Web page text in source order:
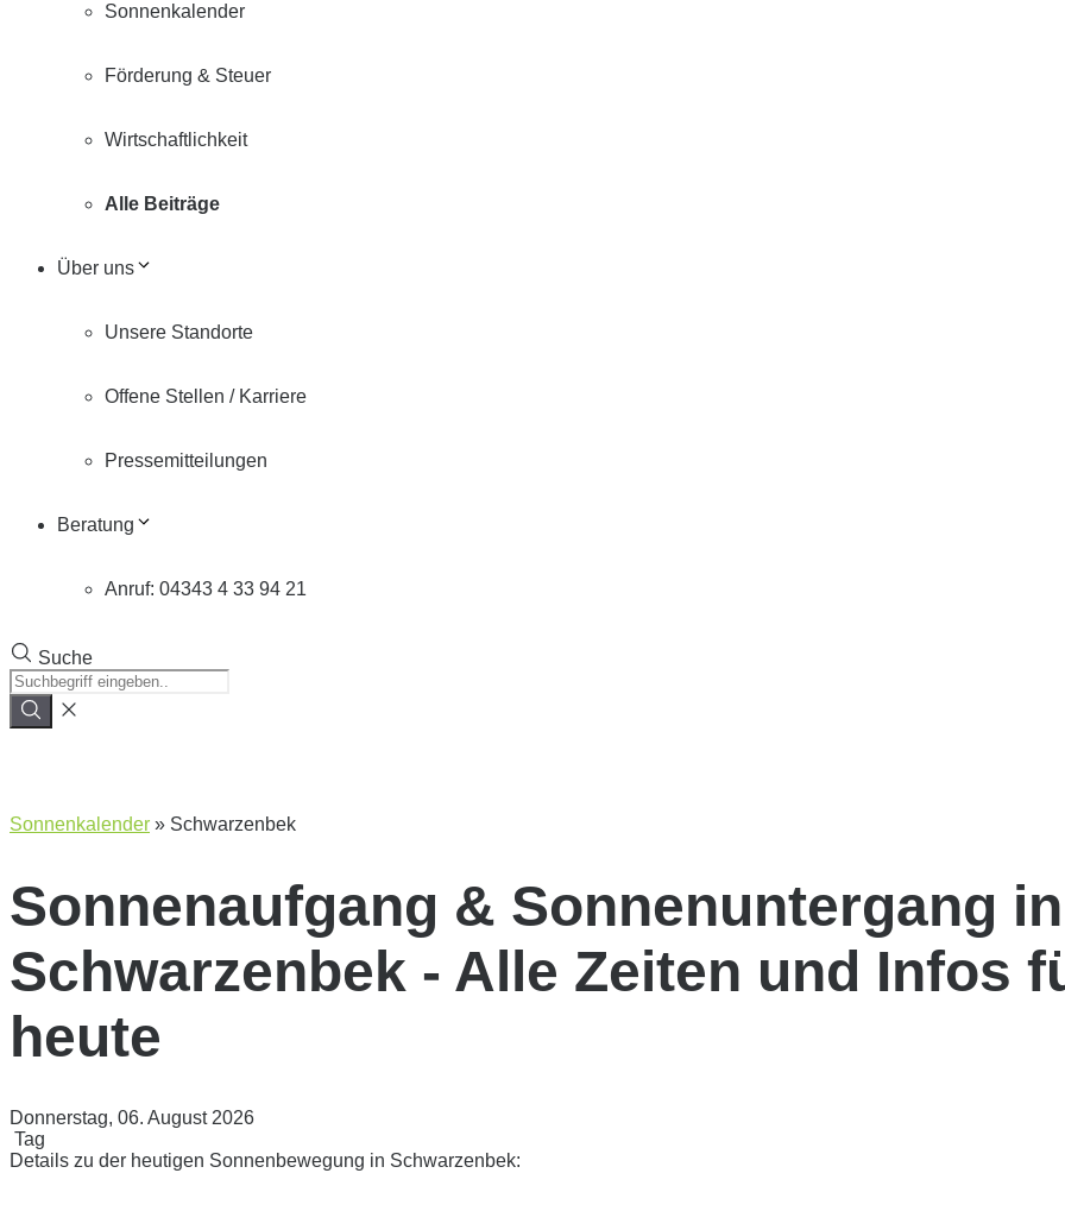
Sonnenkalender
Förderung & Steuer
Wirtschaftlichkeit
Alle Beiträge
Über uns
Unsere Standorte
Offene Stellen / Karriere
Pressemitteilungen
Beratung
Anruf: 04343 4 33 94 21
Suche
Sonnenkalender » Schwarzenbek
Sonnenaufgang & Sonnenuntergang in
Schwarzenbek - Alle Zeiten und Infos
heute
Donnerstag, 06. August 2026
Tag
Details zu der heutigen Sonnenbewegung in Schwarzenbek: